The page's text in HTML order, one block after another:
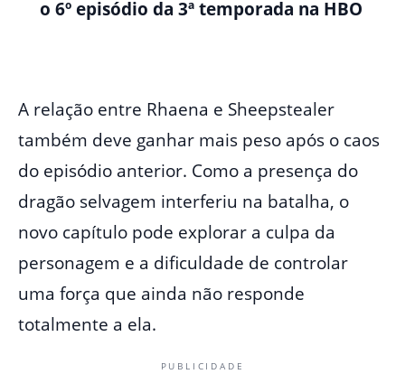
o 6º episódio da 3ª temporada na HBO
A relação entre Rhaena e Sheepstealer
também deve ganhar mais peso após o caos
do episódio anterior. Como a presença do
dragão selvagem interferiu na batalha, o
novo capítulo pode explorar a culpa da
personagem e a dificuldade de controlar
uma força que ainda não responde
totalmente a ela.
PUBLICIDADE